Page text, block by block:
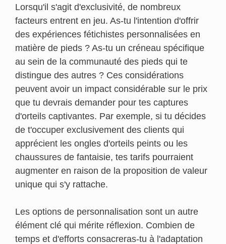
Lorsqu'il s'agit d'exclusivité, de nombreux
facteurs entrent en jeu. As-tu l'intention d'offrir
des expériences fétichistes personnalisées en
matière de pieds ? As-tu un créneau spécifique
au sein de la communauté des pieds qui te
distingue des autres ? Ces considérations
peuvent avoir un impact considérable sur le prix
que tu devrais demander pour tes captures
d'orteils captivantes. Par exemple, si tu décides
de t'occuper exclusivement des clients qui
apprécient les ongles d'orteils peints ou les
chaussures de fantaisie, tes tarifs pourraient
augmenter en raison de la proposition de valeur
unique qui s'y rattache.
Les options de personnalisation sont un autre
élément clé qui mérite réflexion. Combien de
temps et d'efforts consacreras-tu à l'adaptation